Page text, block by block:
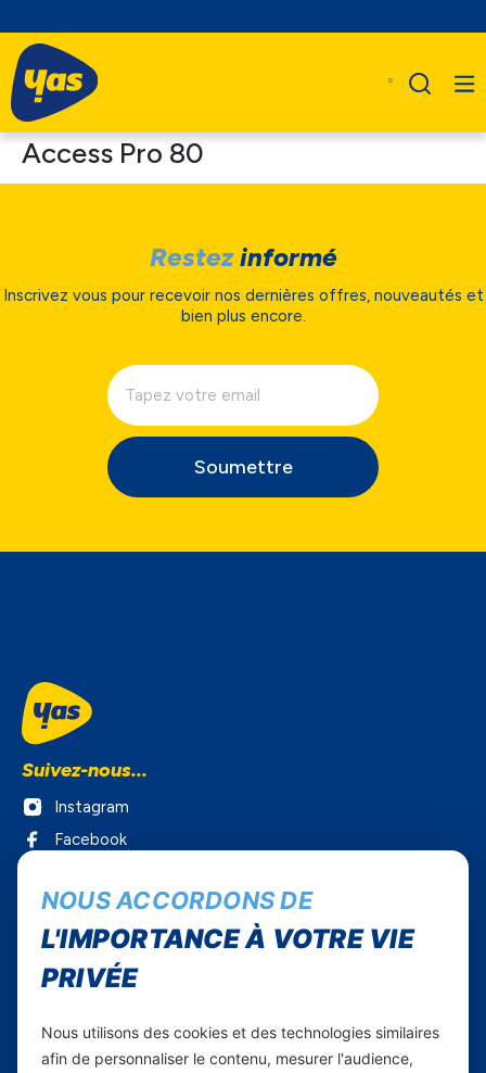
Access Pro 80
Restezinformé
Inscrivez vous pour recevoir nos dernières offres, nouveautés et
bien plus encore.
Soumettre
Suivez-nous...
Instagram
Facebook
Youtube
Yas Sénégal
Yas en Afrique
NOUS ACCORDONS DE
L'IMPORTANCE À VOTRE VIE
PRIVÉE
Nous utilisons des cookies et des technologies similaires
afin de personnaliser le contenu, mesurer l'audience,